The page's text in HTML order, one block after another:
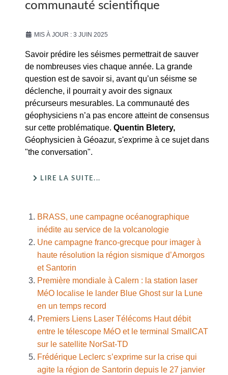
communauté scientifique
MIS À JOUR : 3 JUIN 2025
Savoir prédire les séismes permettrait de sauver
de nombreuses vies chaque année. La grande
question est de savoir si, avant qu’un séisme se
déclenche, il pourrait y avoir des signaux
précurseurs mesurables. La communauté des
géophysiciens n’a pas encore atteint de consensus
sur cette problématique. Quentin Bletery,
Géophysicien à Géoazur, s'exprime à ce sujet dans
"the conversation".
LIRE LA SUITE...
BRASS, une campagne océanographique
inédite au service de la volcanologie
Une campagne franco-grecque pour imager à
haute résolution la région sismique d’Amorgos
et Santorin
Première mondiale à Calern : la station laser
MéO localise le lander Blue Ghost sur la Lune
en un temps record
Premiers Liens Laser Télécoms Haut débit
entre le télescope MéO et le terminal SmallCAT
sur le satellite NorSat-TD
Frédérique Leclerc s’exprime sur la crise qui
agite la région de Santorin depuis le 27 janvier